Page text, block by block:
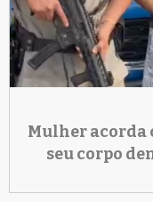
Mulher acorda
seu corpo